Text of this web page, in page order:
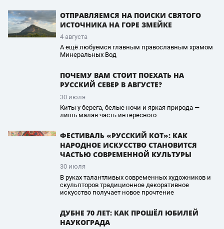
ОТПРАВЛЯЕМСЯ НА ПОИСКИ СВЯТОГО
ИСТОЧНИКА НА ГОРЕ ЗМЕЙКЕ
4 августа
А ещё любуемся главным православным храмом
Минеральных Вод
ПОЧЕМУ ВАМ СТОИТ ПОЕХАТЬ НА
РУССКИЙ СЕВЕР В АВГУСТЕ?
30 июля
Киты у берега, белые ночи и яркая природа —
лишь малая часть интересного
ФЕСТИВАЛЬ «РУССКИЙ КОТ»: КАК
НАРОДНОЕ ИСКУССТВО СТАНОВИТСЯ
ЧАСТЬЮ СОВРЕМЕННОЙ КУЛЬТУРЫ
30 июля
В руках талантливых современных художников и
скульпторов традиционное декоративное
искусство получает новое прочтение
ДУБНЕ 70 ЛЕТ: КАК ПРОШЁЛ ЮБИЛЕЙ
НАУКОГРАДА